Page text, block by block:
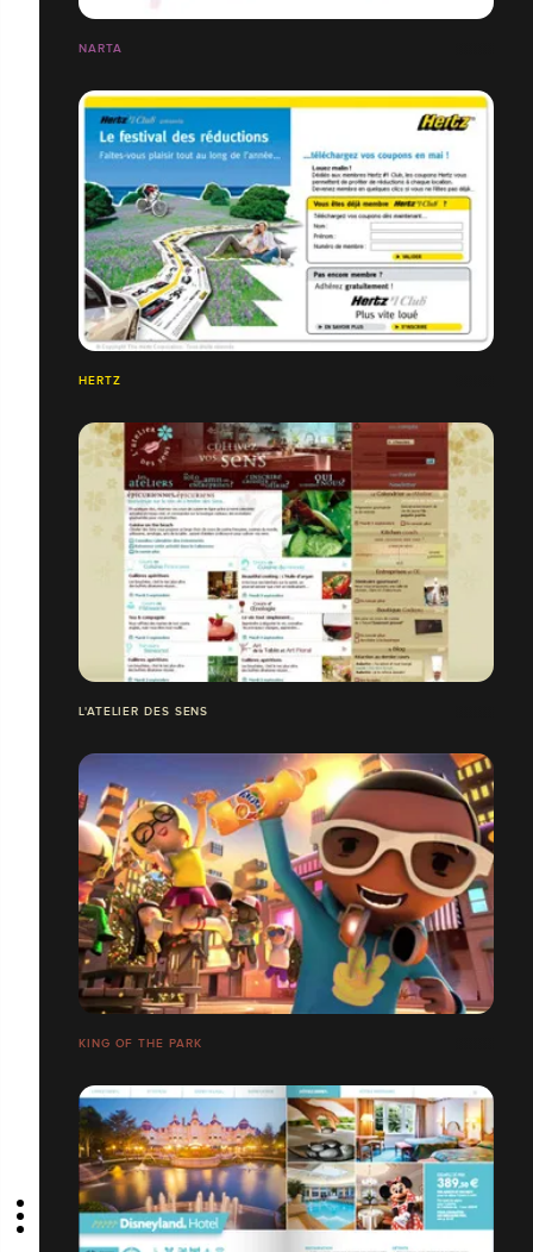
NARTA
HERTZ
L'ATELIER DES SENS
KING OF THE PARK